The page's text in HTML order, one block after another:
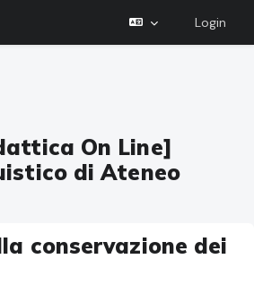
Login
On Line]
di Ateneo
conservazione dei